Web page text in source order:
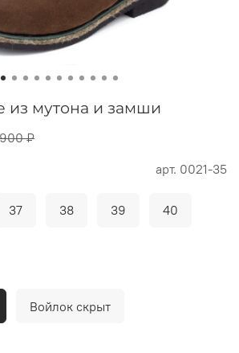
арт. 0021-35
из мутона и замши
₽
37 38 39 40
Войлок скрыт